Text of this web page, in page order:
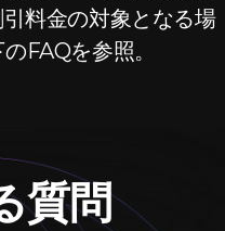
料金の対象となる場
FAQを参照。
質問